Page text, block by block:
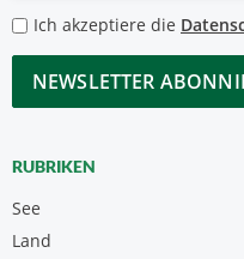
*
*
Ich akzeptiere die
CAPTCHA
RUBRIKEN
See
Land